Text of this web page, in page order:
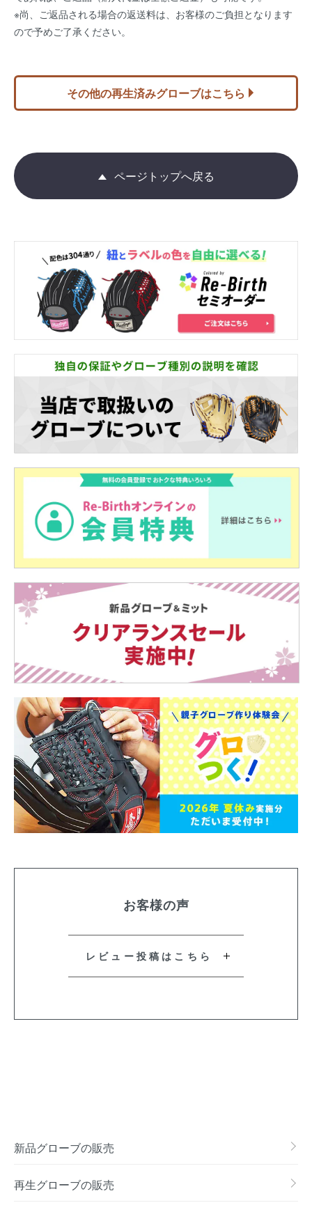
※尚、ご返品される場合の返送料は、お客様のご負担となります
ので予めご了承ください。
その他の再生済みグローブはこちら
ページトップへ戻る
お客様の声
レビュー投稿はこちら
新品グローブの販売
再生グローブの販売